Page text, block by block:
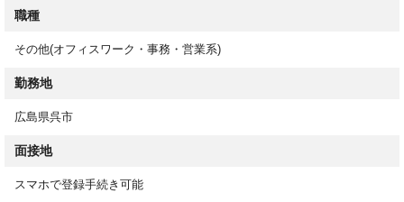
◼︎お仕事スタート後もサポート！
相談も可能です！
スマホからカンタン登録！来社不要で、スキマ時間に登録できま
登録後は希望条件に合ったお仕事をご紹介！スムーズに進めば、
職種
その他(オフィスワーク・事務・営業系)
勤務地
広島県呉市
面接地
スマホで登録手続き可能